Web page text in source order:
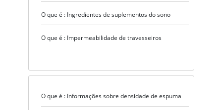
O que é : Ingredientes de suplementos do sono
O que é : Impermeabilidade de travesseiros
O que é : Informações sobre densidade de espuma